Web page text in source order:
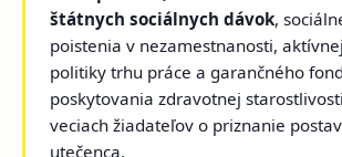
štátnych sociálnych dávok,
poistenia v nezamestnanosti, aktívnej
politiky trhu práce a garančného
poskytovania zdravotnej
veciach žiadateľov o priznanie
utečenca.